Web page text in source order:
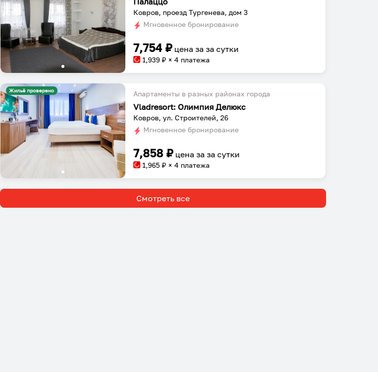
Ковров, проезд Тургенева, дом 3
Мгновенное бронирование
7,754 ₽ цена заза сутки
1,939 ₽ × 4 платежа
Жильё проверено Апартаменты в разных районах города
Vladresort: Олимпия Делюкс
Ковров, ул. Строителей, 26
Мгновенное бронирование
7,858 ₽ цена заза сутки
1,965 ₽ × 4 платежа
Смотреть все